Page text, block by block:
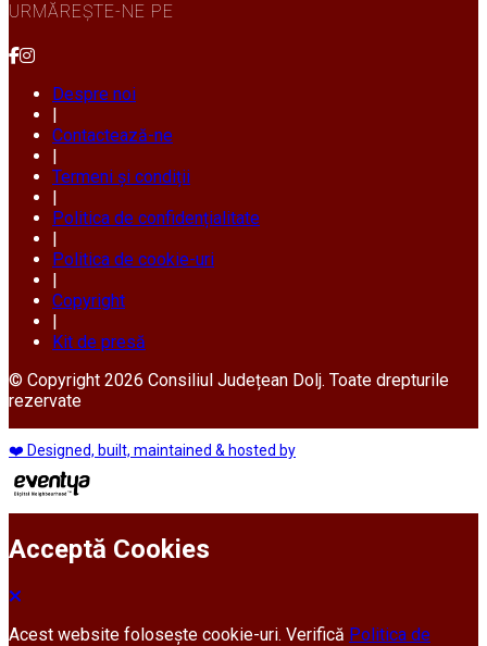
URMĂREȘTE-NE PE
Despre noi
|
Contactează-ne
|
Termeni și condiții
|
Politica de confidențialitate
|
Politica de cookie-uri
|
Copyright
|
Kit de presă
© Copyright 2026 Consiliul Județean Dolj. Toate drepturile
rezervate
❤️ Designed, built, maintained & hosted by
Acceptă Cookies
Acest website folosește cookie-uri. Verifică Politica de